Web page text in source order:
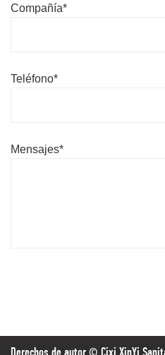
Compañía*
Teléfono*
Mensajes*